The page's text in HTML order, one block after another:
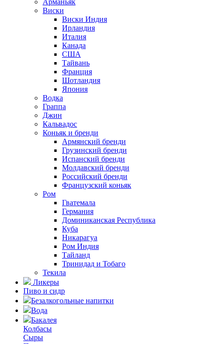
Арманьяк
Виски
Виски Индия
Ирландия
Италия
Канада
США
Тайвань
Франция
Шотландия
Япония
Водка
Граппа
Джин
Кальвадос
Коньяк и бренди
Армянский бренди
Грузинский бренди
Испанский бренди
Молдавский бренди
Российский бренди
Французский коньяк
Ром
Гватемала
Германия
Доминиканская Республика
Куба
Никарагуа
Ром Индия
Тайланд
Тринидад и Тобаго
Текила
Ликеры
Пиво и сидр
Безалкогольные напитки
Вода
Бакалея
Колбасы
Сыры